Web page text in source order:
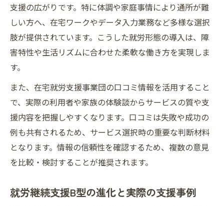
支援の広がりです。特に体調や家庭事情により通所が難
しい方へ、在宅ワークやデータ入力業務など多様な選択
肢が提供されています。こうした就労形態の導入は、障
害特性や生活リズムに合わせた柔軟な働き方を実現しま
す。
また、在宅就労支援事業団の口コミ情報を活用すること
で、実際の利用者や家族の体験談からサービスの質や支
援内容を把握しやすくなります。口コミは失敗や成功の
例も共有されるため、サービス選択時の重要な判断材料
となります。情報の信頼性を確認するため、複数の意見
を比較・検討することが推奨されます。
就労継続支援B型の進化と実際の支援事例